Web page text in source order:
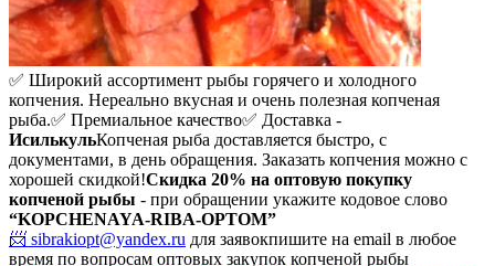
✅ Широкий ассортимент рыбы горячего и холодного
копчения. Нереально вкусная и очень полезная копченая
рыба.✅ Премиальное качество✅ Доставка -
ИсилькульКопченая рыба доставляется быстро, с
документами, в день обращения. Заказать копчения можно с
хорошей скидкой!Скидка 20% на оптовую покупку
копченой рыбы - при обращении укажите кодовое слово
“KOPCHENAYA-RIBA-OPTOM”
📨 sibrakiopt@yandex.ru для заявокпишите на email в любое
время по вопросам оптовых закупок копченой рыбы